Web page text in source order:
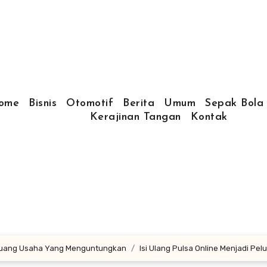
Bisnis Otomotif Berita Umum
Sepak Bola
Kerajinan Tangan
Kontak
Usaha Yang Menguntungkan Isi Ulang Pulsa Online Menjadi